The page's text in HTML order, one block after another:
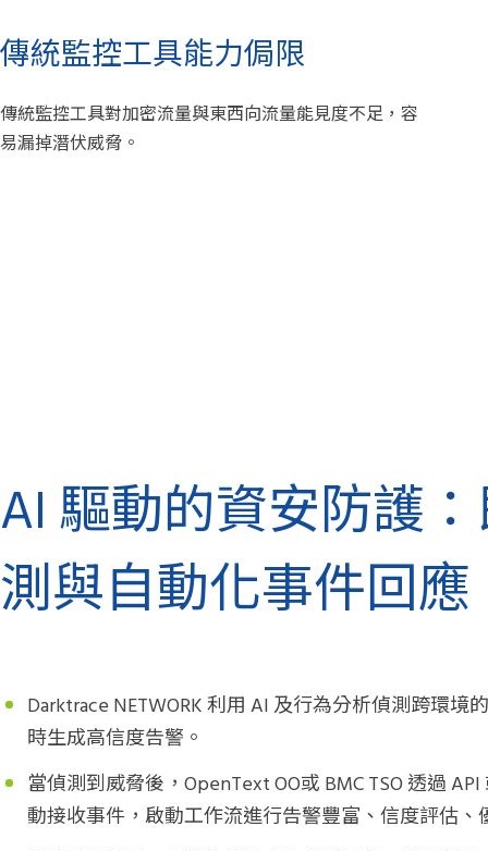
傳統監控工具能力侷限
傳統監控工具對加密流量與東西向流量能見度不足，容
易漏掉潛伏威脅。
AI 驅動的資安防護
測與自動化事件回應
Darktrace NETWORK 利用 AI 及行為分析偵測跨環境
時生成高信度告警。
當偵測到威脅後， OpenText OO或 BMC TSO 透過API
動接收事件，啟動工作流進行告警豐富、信度評估、